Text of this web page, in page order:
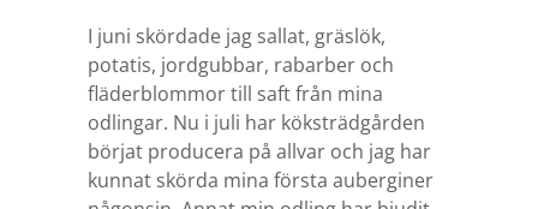
I juni skördade jag sallat, gräslök,
potatis, jordgubbar, rabarber och
fläderblommor till saft från mina
odlingar. Nu i juli har köksträdgården
börjat producera på allvar och jag har
kunnat skörda mina första auberginer